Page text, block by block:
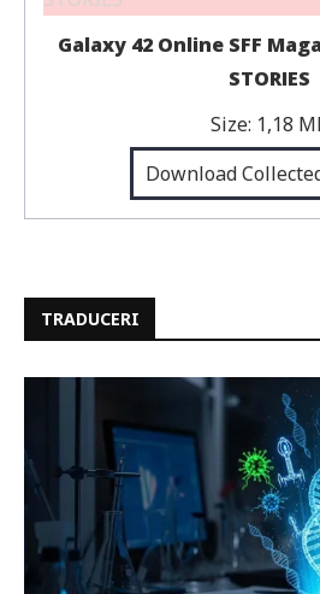
Galaxy 42 Online SFF
STORIES
Size: 1,18
Download
TRADUCERI